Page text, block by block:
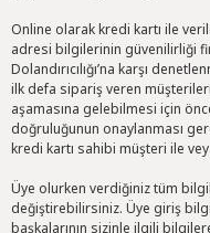
Online olarak kredi kartı ile
adresi bilgilerinin güvenilirliği
Dolandırıcılığı’na karşı
ilk defa sipariş veren
aşamasına gelebilmesi için
doğruluğunun onaylanması
kredi kartı sahibi müşteri ile
Üye olurken verdiğiniz tüm
değiştirebilirsiniz. Üye giriş
başkalarının sizinle ilgili